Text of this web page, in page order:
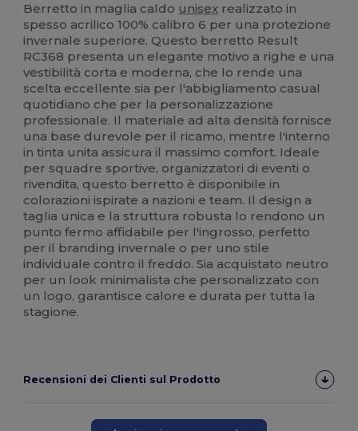
Berretto in maglia caldo unisex realizzato in
spesso acrilico 100% calibro 6 per una protezione
invernale superiore. Questo berretto Result
RC368 presenta un elegante motivo a righe e una
vestibilità corta e moderna, che lo rende una
scelta eccellente sia per l'abbigliamento casual
quotidiano che per la personalizzazione
professionale. Il materiale ad alta densità fornisce
una base durevole per il ricamo, mentre l'interno
in tinta unita assicura il massimo comfort. Ideale
per squadre sportive, organizzatori di eventi o
rivendita, questo berretto è disponibile in
colorazioni ispirate a nazioni e team. Il design a
taglia unica e la struttura robusta lo rendono un
punto fermo affidabile per l'ingrosso, perfetto
per il branding invernale o per uno stile
individuale contro il freddo. Sia acquistato neutro
per un look minimalista che personalizzato con
un logo, garantisce calore e durata per tutta la
stagione.
Recensioni dei Clienti sul Prodotto